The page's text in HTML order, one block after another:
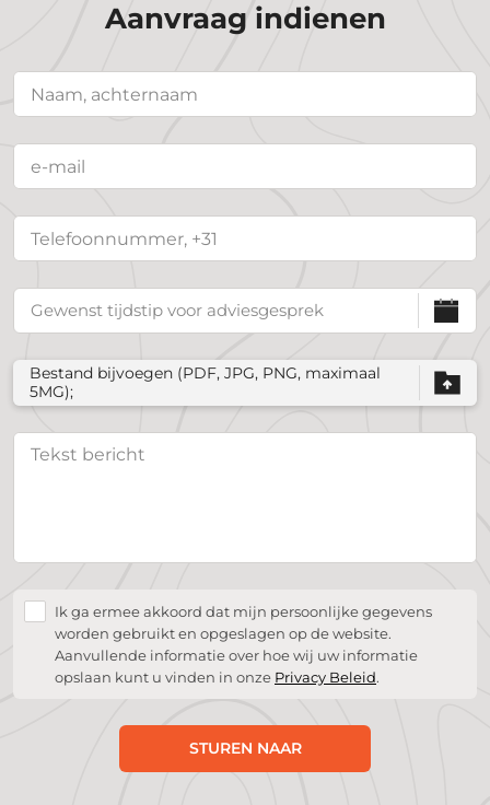
Aanvraag indienen
Bestand bijvoegen (PDF, JPG, PNG, maximaal
5MG);
Ik ga ermee akkoord dat mijn persoonlijke gegevens
worden gebruikt en opgeslagen op de website.
Aanvullende informatie over hoe wij uw informatie
opslaan kunt u vinden in onze Privacy Beleid.
STUREN NAAR